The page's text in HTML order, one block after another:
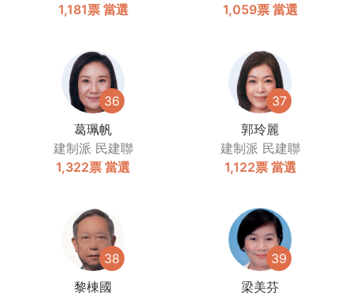
1,181票 當選 1,059票 當選
36
葛珮帆
建制派 民建聯
1,322票 當選
37
郭玲麗
建制派 民建聯
1,122票 當選
38
黎棟國
39
梁美芬